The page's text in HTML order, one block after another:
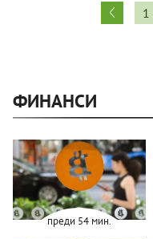
1
ФИНАНСИ
преди 54 мин.